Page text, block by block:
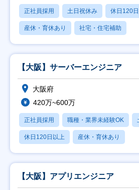
正社員採用 土日祝休み 休日120
産休・育休あり 社宅・住宅補助
【大阪】サーバーエンジニア
大阪府
420万~600万
正社員採用 職種・業界未経験OK
休日120日以上 産休・育休あり
【大阪】アプリエンジニア